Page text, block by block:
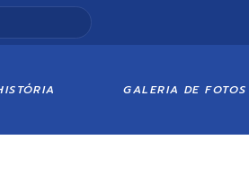
GALERIA DE FOTOS